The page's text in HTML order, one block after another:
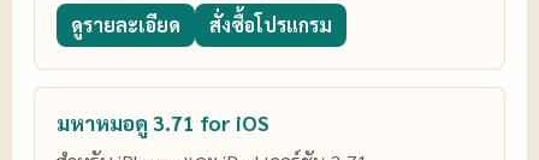
ดูรายละเอียด สั่งซื้อโปรแกรม
มหาหมอดู 3.71 for iOS